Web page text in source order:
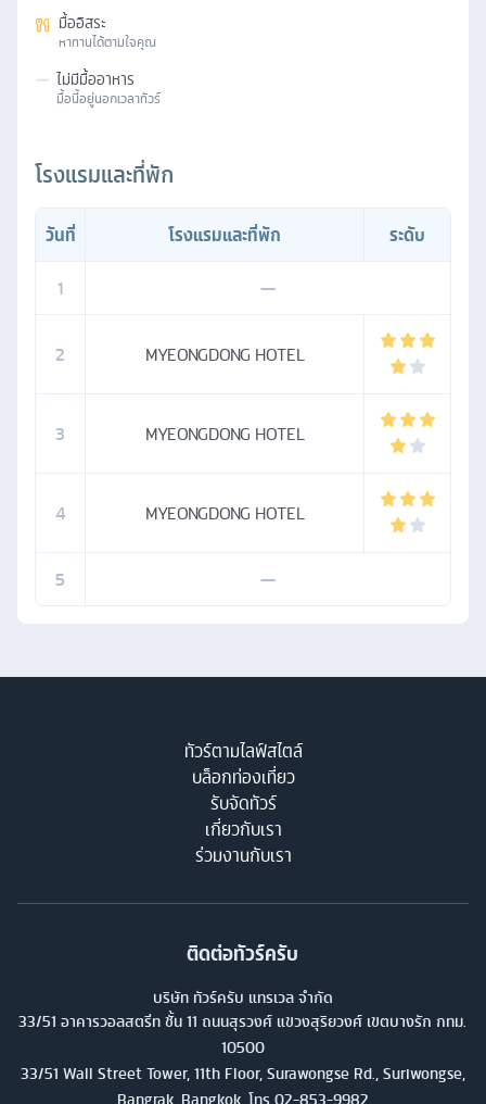
มื้ออิสระ
หาทานได้ตามใจคุณ
— ไม่มีมื้ออาหาร
มื้อนี้อยู่นอกเวลาทัวร์
โรงแรมและที่พัก
วันที่ โรงแรมและที่พัก
ระดับ
1
—
2 MYEONGDONG HOTEL
3 MYEONGDONG HOTEL
4 MYEONGDONG HOTEL
5 —
ทัวร์ตามไลฟ์สไตล์
บล็อกท่องเที่ยว
รับจัดทัวร์
เกี่ยวกับเรา
ร่วมงานกับเรา
ติดต่อทัวร์ครับ
บริษัท ทัวร์ครับ แทรเวล จำกัด
33/51 อาคารวอลสตรีท ชั้น 11 ถนนสุรวงศ์ แขวงสุริยวงศ์ เขตบางรัก กทม.
10500
33/51 Wall Street Tower, 11th Floor, Surawongse Rd., Suriwongse,